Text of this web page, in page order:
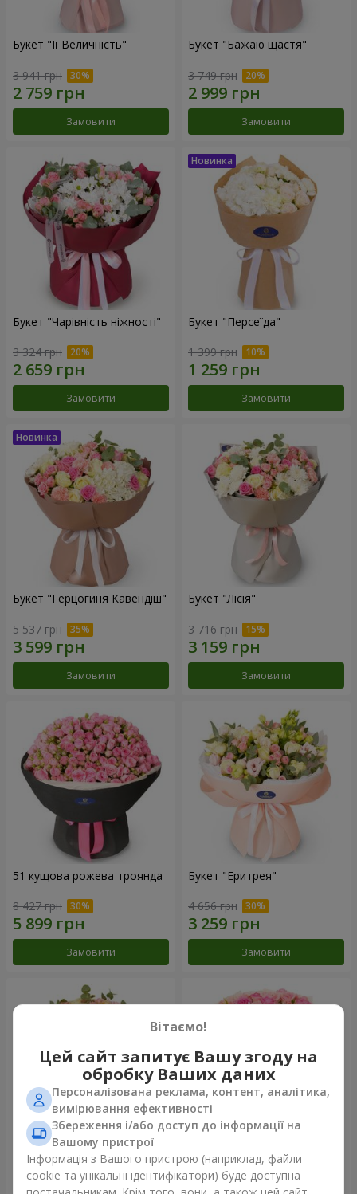
Букет "Її Величність"
3 941 грн
Замовити
Букет "Бажаю щастя"
3 749 грн
Замовити
Букет "Чарівність ніжності"
3 324 грн
Замовити
Букет "Персеїда"
1 399 грн
Замовити
Букет "Герцогиня Кавендіш"
5 537 грн
Замовити
Букет "Лісія"
3 716 грн
Замовити
51 кущова рожева троянда
8 427 грн
Замовити
Букет "Еритрея"
4 656 грн
Замовити
Букет "Nude Perfume"
3 058 грн
Букет "Рожева ніжність"
4 513 грн
Вітаємо!
Цей сайт запитує Вашу згоду на
обробку Ваших даних
Персоналізована реклама, контент, аналітика,
вимірювання ефективності
Збереження і/або доступ до інформації на
Вашому пристрої
Інформація з Вашого пристрою (наприклад, файли
cookie та унікальні ідентифікатори) буде доступна